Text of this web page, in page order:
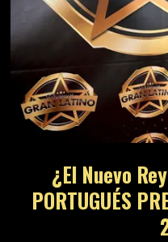
¿El Nuevo
PORTUGUÉS